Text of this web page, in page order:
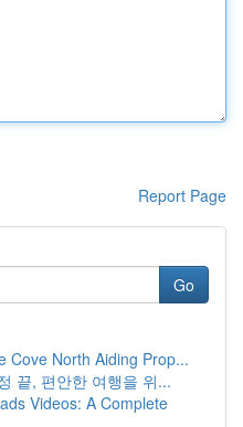
Report Page
Go
Cove North Aiding Prop...
끝, 편안한 여행을 위...
Videos: A Complete